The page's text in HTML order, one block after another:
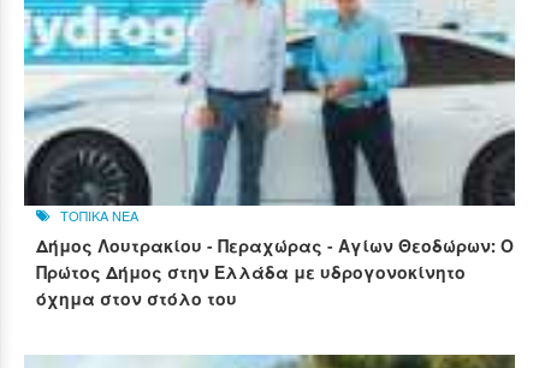
ΤΟΠΙΚΑ ΝΕΑ
Δήμος Λουτρακίου - Περαχώρας - Αγίων Θεοδώρων: Ο
Πρώτος Δήμος στην Ελλάδα με υδρογονοκίνητο
όχημα στον στόλο του